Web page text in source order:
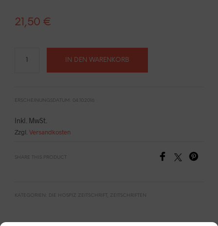
21,50 €
IN DEN WARENKORB
ERSCHEINUNGSDATUM: 04.10.2016
Inkl. MwSt.
Zzgl. Versandkosten
SHARE THIS PRODUCT
KATEGORIEN: DIE HOSPIZ ZEITSCHRIFT ZEITSCHRIFTEN